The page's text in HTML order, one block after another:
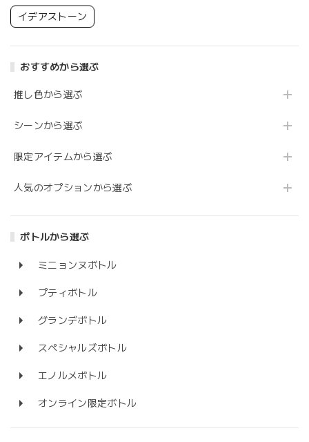
イデアストーン
おすすめから選ぶ
推し色から選ぶ
シーンから選ぶ
限定アイテムから選ぶ
人気のオプションから選ぶ
ボトルから選ぶ
ミニョンヌボトル
プティボトル
グランデボトル
スペシャルズボトル
エノルメボトル
オンライン限定ボトル